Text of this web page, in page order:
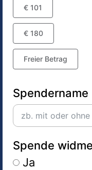
€ 101
€ 180
Freier Betrag
Spende
Ja